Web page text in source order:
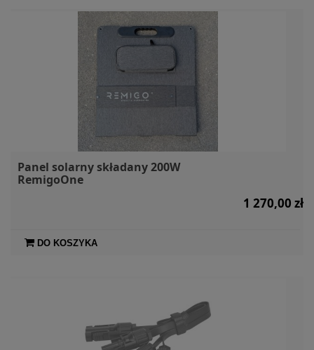
Panel solarny składany 200W
RemigoOne
1 270,00 zł
DO KOSZYKA